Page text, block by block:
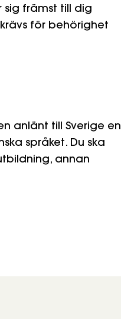
främst till dig
för behörighet
anlänt till Sverige en
språket. Du ska
annan